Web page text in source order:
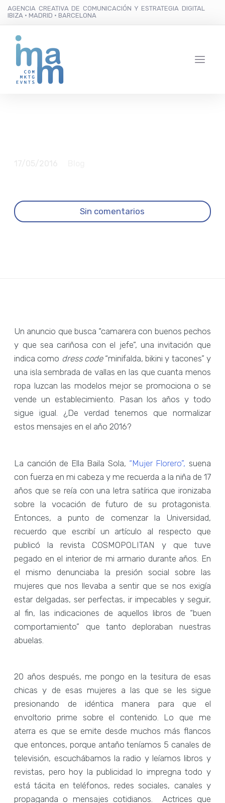
AGENCIA CREATIVA DE COMUNICACIÓN Y ESTRATEGIA DIGITAL
IBIZA · MADRID · BARCELONA
Sin comentarios
Un anuncio que busca “camarera con buenos pechos
y que sea cariñosa con el jefe”, una invitación que
indica como dress code“minifalda, bikini y tacones” y
una isla sembrada de vallas en las que cuanta menos
ropa luzcan las modelos mejor se promociona o se
vende un establecimiento. Pasan los años y todo
sigue igual. ¿De verdad tenemos que normalizar
estos mensajes en el año 2016?
La canción de Ella Baila Sola, “Mujer Florero”, suena
con fuerza en mi cabeza y me recuerda a la niña de 17
años que se reía con una letra satírica que ironizaba
sobre la vocación de futuro de su protagonista.
Entonces, a punto de comenzar la Universidad,
recuerdo que escribí un artículo al respecto que
publicó la revista COSMOPOLITAN y que tuve
pegado en el interior de mi armario durante años. En
el mismo denunciaba la presión social sobre las
mujeres que nos llevaba a sentir que se nos exigía
estar delgadas, ser perfectas, ir impecables y seguir,
al fin, las indicaciones de aquellos libros de “buen
comportamiento” que tanto deploraban nuestras
abuelas.
20 años después, me pongo en la tesitura de esas
chicas y de esas mujeres a las que se les sigue
presionando de idéntica manera para que el
envoltorio prime sobre el contenido. Lo que me
aterra es que se emite desde muchos más flancos
que entonces, porque antaño teníamos 5 canales de
televisión, escuchábamos la radio y leíamos libros y
revistas, pero hoy la publicidad lo impregna todo y
está tácita en teléfonos, redes sociales, canales y
propaganda o mensajes cotidianos. Actrices que